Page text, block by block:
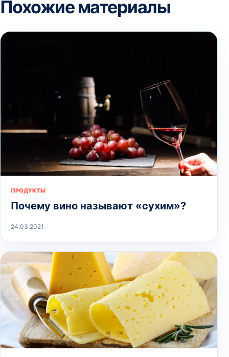
Похожие материалы
ПРОДУКТЫ
Почему вино называют «сухим»?
24.03.2021